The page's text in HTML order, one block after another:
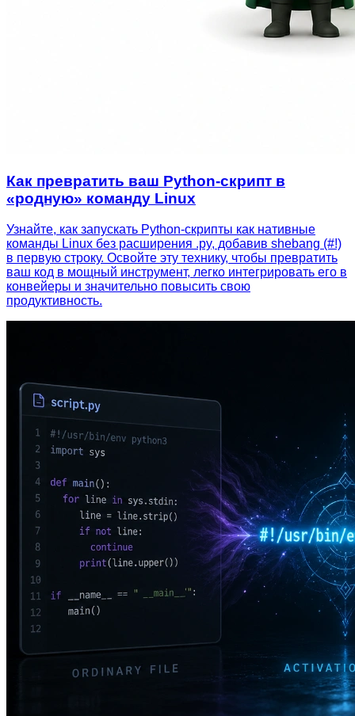
Как превратить ваш Python-скрипт в
«родную» команду Linux
Узнайте, как запускать Python-скрипты как нативные
команды Linux без расширения .py, добавив shebang (#!)
в первую строку. Освойте эту технику, чтобы превратить
ваш код в мощный инструмент, легко интегрировать его в
конвейеры и значительно повысить свою
продуктивность.